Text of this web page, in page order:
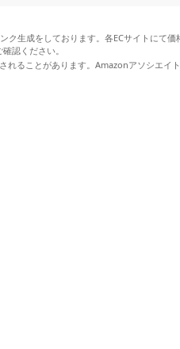
生成をしております。各ECサイトにて
認ください。
ることがあります。Amazonアソシエイ